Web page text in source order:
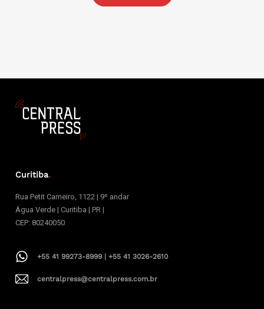
Curitiba.
Rua Petit Carneiro, 1122 | 9º andar
Água Verde | Curitiba | PR |
CEP: 80240050
+55 41 99273-8999 | +55 41 3026-2610
centralpress@centralpress.com.br